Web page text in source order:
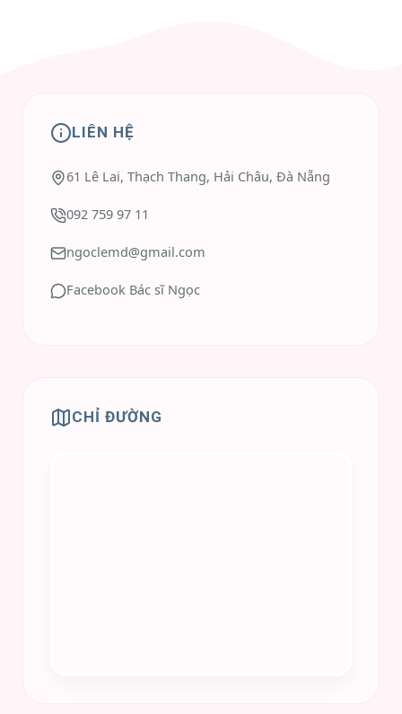
LIÊN HỆ
61 Lê Lai, Thạch Thang, Hải Châu, Đà Nẵng
092 759 97 11
ngoclemd@gmail.com
Facebook Bác sĩ Ngọc
CHỈ ĐƯỜNG